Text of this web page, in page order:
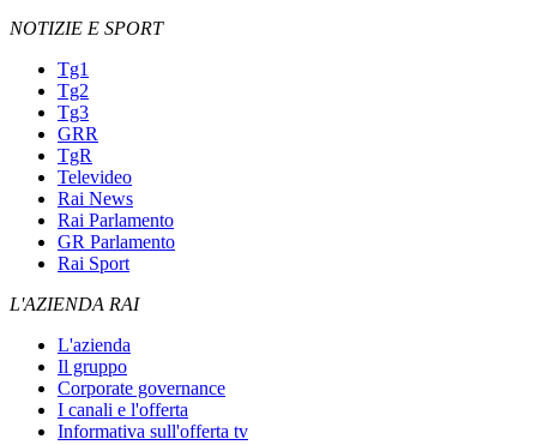
NOTIZIE E SPORT
Tg1
Tg2
Tg3
GRR
TgR
Televideo
Rai News
Rai Parlamento
GR Parlamento
Rai Sport
L'AZIENDA RAI
L'azienda
Il gruppo
Corporate governance
I canali e l'offerta
Informativa sull'offerta tv